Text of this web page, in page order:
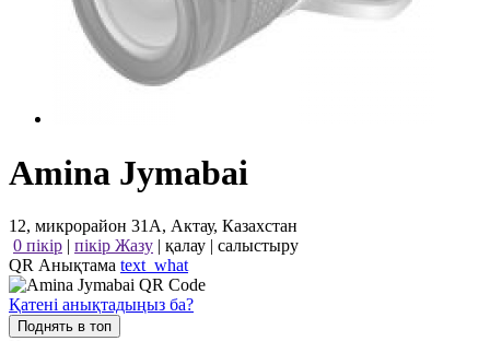
Amina Jymabai
12, микрорайон 31А, Актау, Казахстан
0 пікір | пікір Жазу | қалау | салыстыру
QR Анықтама text_what
Қатені анықтадыңыз ба?
Поднять в топ